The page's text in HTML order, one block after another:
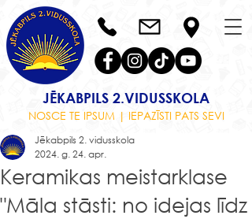
JĒKABPILS 2.VIDUSSKOLA
NOSCE TE IPSUM | IEPAZĪSTI PATS SEVI
Keramikas meistarklase
"Māla stāsti: no idejas līdz
Jēkabpils 2. vidusskola
2024. g. 24. apr.